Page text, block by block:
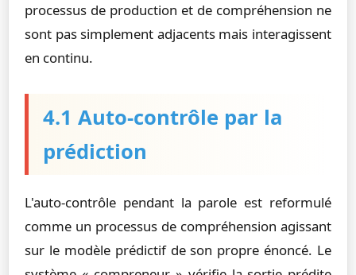
processus de production et de compréhension ne
sont pas simplement adjacents mais interagissent
en continu.
4.1 Auto-contrôle par la
prédiction
L'auto-contrôle pendant la parole est reformulé
comme un processus de compréhension agissant
sur le modèle prédictif de son propre énoncé. Le